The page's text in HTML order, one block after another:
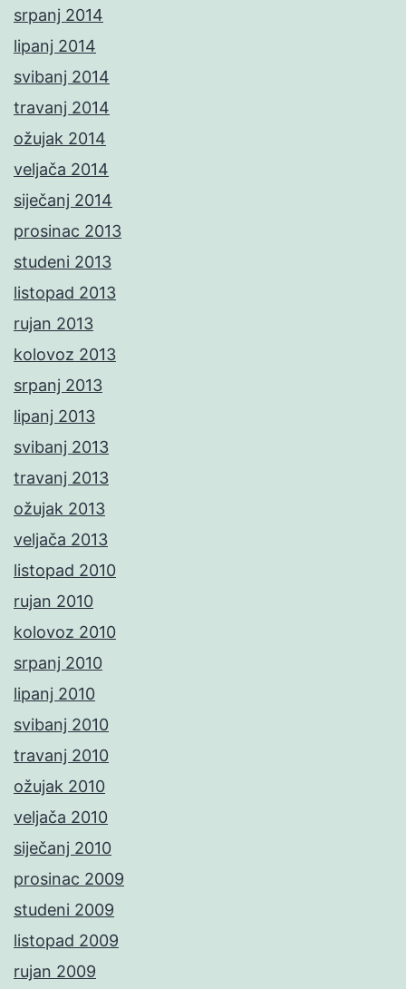
srpanj 2014
lipanj 2014
svibanj 2014
travanj 2014
ožujak 2014
veljača 2014
siječanj 2014
prosinac 2013
studeni 2013
listopad 2013
rujan 2013
kolovoz 2013
srpanj 2013
lipanj 2013
svibanj 2013
travanj 2013
ožujak 2013
veljača 2013
listopad 2010
rujan 2010
kolovoz 2010
srpanj 2010
lipanj 2010
svibanj 2010
travanj 2010
ožujak 2010
veljača 2010
siječanj 2010
prosinac 2009
studeni 2009
listopad 2009
rujan 2009